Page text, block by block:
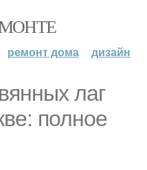
ремонт дома дизайн
лаг
полное